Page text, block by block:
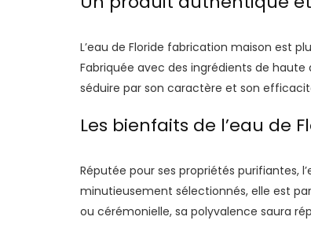
L’eau de Floride fabrication maison est
Fabriquée avec des ingrédients de
séduire par son caractère et son
Les bienfaits de l’eau de
Réputée pour ses propriétés purifiantes,
minutieusement sélectionnés, elle est
ou cérémonielle, sa polyvalence saura